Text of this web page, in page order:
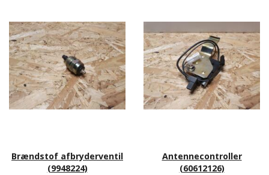
Brændstof afbryderventil
(9948224)
Antennecontroller
(60612126)